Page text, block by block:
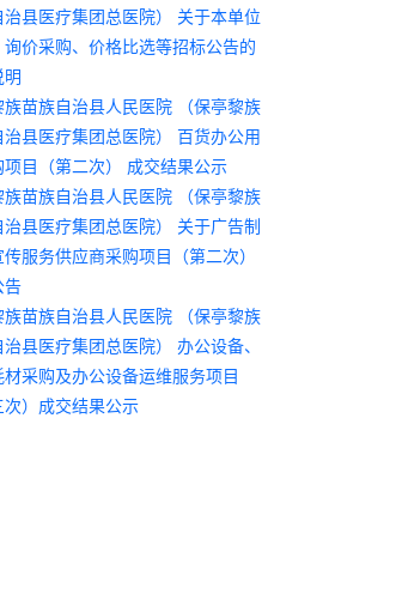
治县医疗集团总医院） 关于本单位
询价采购、价格比选等招标公告的
族苗族自治县人民医院 （保亭黎族
治县医疗集团总医院） 百货办公用
项目（第二次） 成交结果公示
族苗族自治县人民医院 （保亭黎族
治县医疗集团总医院） 关于广告制
服务供应商采购项目（第二次）
告
族苗族自治县人民医院 （保亭黎族
县医疗集团总医院） 办公设备、
材采购及办公设备运维服务项目
次）成交结果公示